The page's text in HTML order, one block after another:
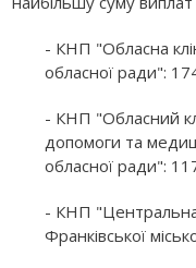
- КНП "Обласна
обласної ради":
- КНП "Обласний
допомоги та
обласної ради":
- КНП "Центральна
Франківської